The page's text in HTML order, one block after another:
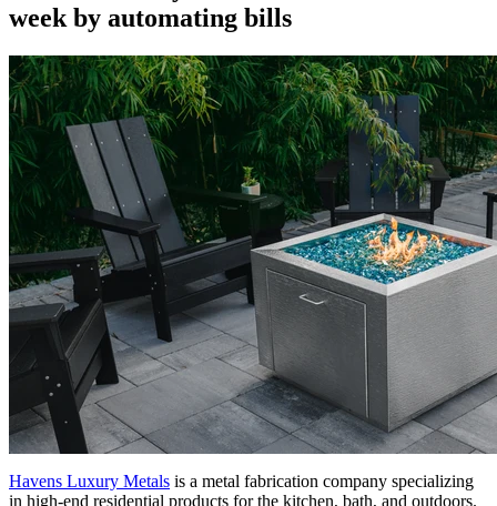
week by automating bills
Havens Luxury Metals is a metal fabrication company specializing
in high-end residential products for the kitchen, bath, and outdoors.